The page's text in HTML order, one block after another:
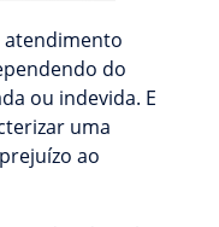
atendimento
do
ou indevida. E
uma
ao